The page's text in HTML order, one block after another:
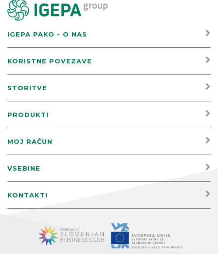
IGEPA PAKO - O NAS
KORISTNE POVEZAVE
STORITVE
PRODUKTI
MOJ RAČUN
VSEBINE
KONTAKTI